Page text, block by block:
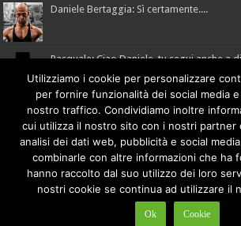
Daniele Bertaggia: Sì certamente....
Pasquale: Ciao Daniele, tu segui anche a
Made with by
DB - Mad Method© Copyright 2018
info@danielebertaggia.it
| +39 328 1127947 | P.IVA:
Utilizziamo i cookie per personalizzare
per fornire funzionalità dei social media
nostro traffico. Condividiamo inoltre
cui utilizza il nostro sito con i nostri partner
analisi dei dati web, pubblicità e social
combinarle con altre informazioni che ha
hanno raccolto dal suo utilizzo dei loro
nostri cookie se continua ad utilizzare il
Ok Cookie